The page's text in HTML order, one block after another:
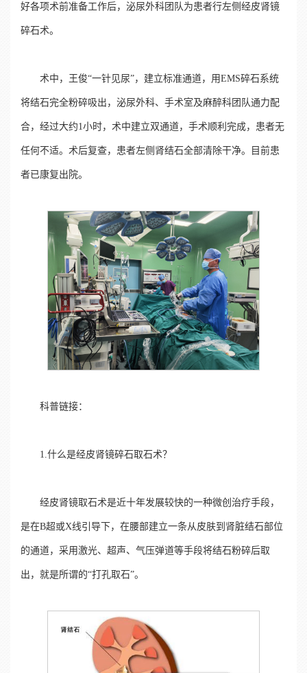
好各项术前准备工作后，泌尿外科团队为患者行左侧经皮肾镜
碎石术。
术中，王俊“一针见尿”，建立标准通道，用EMS碎石系统
将结石完全粉碎吸出，泌尿外科、手术室及麻醉科团队通力配
合，经过大约1小时，术中建立双通道，手术顺利完成，患者无
任何不适。术后复查，患者左侧肾结石全部清除干净。目前患
者已康复出院。
科普链接：
1.什么是经皮肾镜碎石取石术？
经皮肾镜取石术是近十年发展较快的一种微创治疗手段，
是在B超或X线引导下，在腰部建立一条从皮肤到肾脏结石部位
的通道，采用激光、超声、气压弹道等手段将结石粉碎后取
出，就是所谓的“打孔取石”。